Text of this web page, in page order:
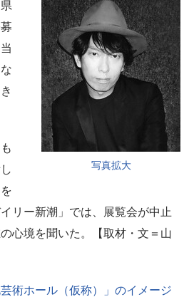
写真拡大
リー新潮」では、展覧会が中止
心境を聞いた。【取材・文＝山
術ホール（仮称）」のイメージ